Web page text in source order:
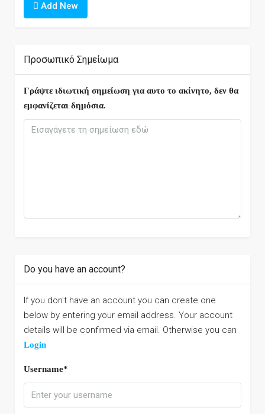
Add New
Προσωπικό Σημείωμα
Γράψτε ιδιωτική σημείωση για αυτο το ακίνητο, δεν θα
εμφανίζεται δημόσια.
Do you have an account?
If you don't have an account you can create one
below by entering your email address. Your account
details will be confirmed via email. Otherwise you can
Login
Username*